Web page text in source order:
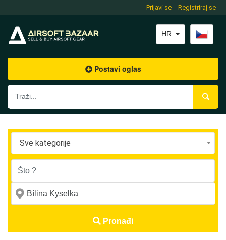
Prijavi se Registriraj se
HR
Postavi oglas
Sve kategorije
Pronađi